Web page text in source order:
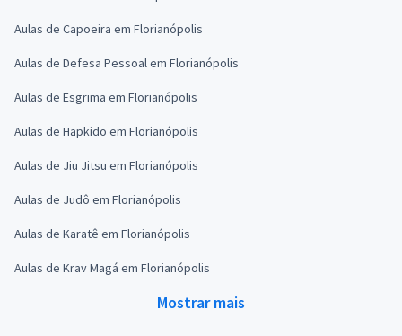
Aulas de Capoeira em Florianópolis
Aulas de Defesa Pessoal em Florianópolis
Aulas de Esgrima em Florianópolis
Aulas de Hapkido em Florianópolis
Aulas de Jiu Jitsu em Florianópolis
Aulas de Judô em Florianópolis
Aulas de Karatê em Florianópolis
Aulas de Krav Magá em Florianópolis
Mostrar mais